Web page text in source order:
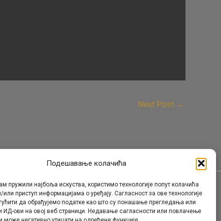
Подешавање колачића
пружили најбоља искуства, користимо технологије попут колачића
приступ информацијама о уређају. Сагласност за ове технологије
да обрађујемо податке као што су понашање прегледања или
ИД-ови на овој веб страници. Недавање сагласности или повлачење
Next Post →
Контакт